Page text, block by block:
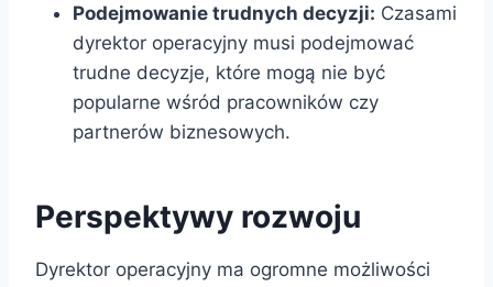
Podejmowanie trudnych decyzji: Czasami
dyrektor operacyjny musi podejmować
trudne decyzje, które mogą nie być
popularne wśród pracowników czy
partnerów biznesowych.
Perspektywy rozwoju
Dyrektor operacyjny ma ogromne możliwości